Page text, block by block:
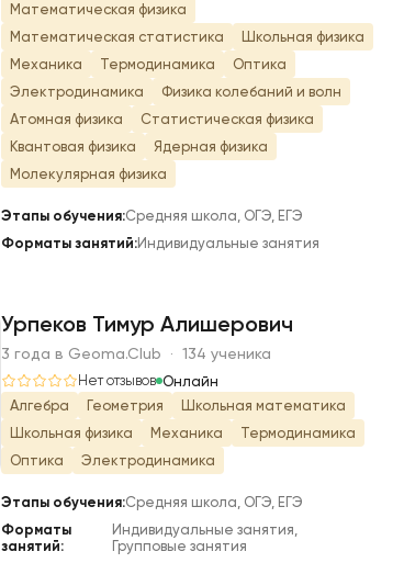
Математическая физика
Математическая статистика
Школьная физика
Механика
Термодинамика
Оптика
Электродинамика
Физика колебаний и волн
Атомная физика
Статистическая физика
Квантовая физика
Ядерная физика
Молекулярная физика
Этапы обучения:Средняя школа, ОГЭ, ЕГЭ
Форматы занятий:Индивидуальные занятия
Урпеков Тимур Алишерович
3 года в Geoma.Club · 134 ученика
Нет отзывов Онлайн
Алгебра
Геометрия
Школьная математика
Школьная физика
Механика
Термодинамика
Оптика
Электродинамика
Этапы обучения:Средняя школа, ОГЭ, ЕГЭ
Форматы
занятий:
Индивидуальные занятия,
Групповые занятия